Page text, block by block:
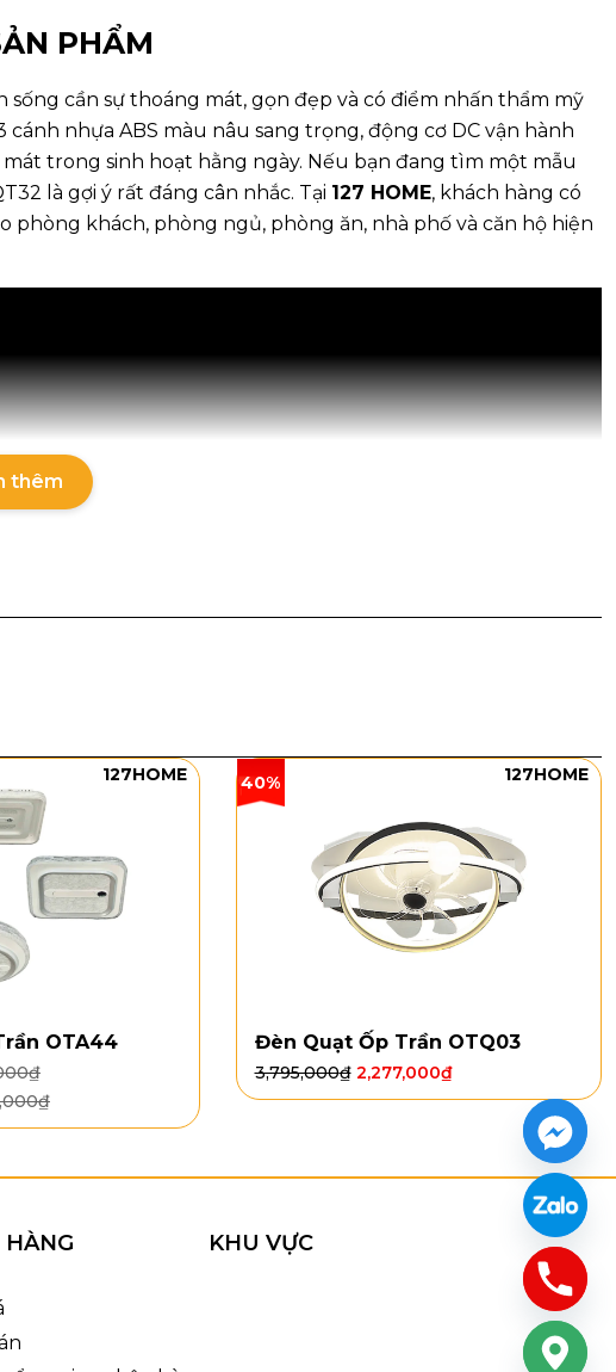
PHẨM
cần sự thoáng mát, gọn đẹp và có điểm nhấn thẩm mỹ
nhựa ABS màu nâu sang trọng, động cơ DC vận hành
trong sinh hoạt hằng ngày. Nếu bạn đang tìm một mẫu
là gợi ý rất đáng cân nhắc. Tại 127 HOME, khách hàng có
khách, phòng ngủ, phòng ăn, nhà phố và căn hộ hiện
sau:
thêm
127HOME
OTA44
₫
₫
40% 127HOME
Đèn Quạt Ốp Trần OTQ03
3,795,000₫ 2,277,000₫
HÀNG KHU VỰC